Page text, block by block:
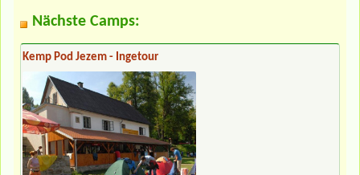
Nächste Camps:
Kemp Pod Jezem - Ingetour